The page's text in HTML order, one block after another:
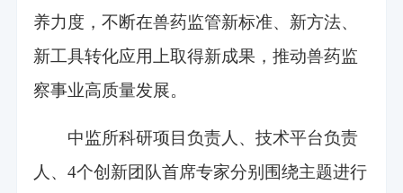
养力度，不断在兽药监管新标准、新方法、
新工具转化应用上取得新成果，推动兽药监
察事业高质量发展。
中监所科研项目负责人、技术平台负责
人、4个创新团队首席专家分别围绕主题进行